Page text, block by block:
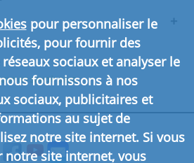
et de livraison
Inscription partenaire de
en savoir plus.
pour personnaliser le
pour fournir des
sociaux et analyser le
fournissons à nos
sociaux, publicitaires et
au sujet de
notre site internet. Si vous
site internet, vous